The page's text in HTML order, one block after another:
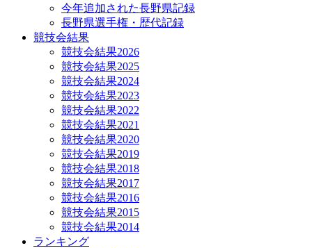
今年追加された長野県記録
長野県選手権・歴代記録
競技会結果
競技会結果2026
競技会結果2025
競技会結果2024
競技会結果2023
競技会結果2022
競技会結果2021
競技会結果2020
競技会結果2019
競技会結果2018
競技会結果2017
競技会結果2016
競技会結果2015
競技会結果2014
ランキング